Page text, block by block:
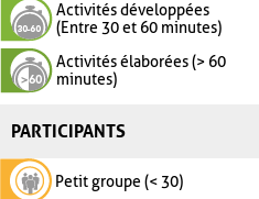
Activités développées
(Entre 30 et 60 minutes)
Activités élaborées (> 60
minutes)
PARTICIPANTS
Petit groupe (< 30)